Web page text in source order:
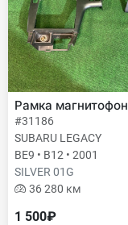
Рамка
#31186
SUBARU LEGACY
BE9 • B12 • 2001
SILVER 01G
36 280 км
1 500₽